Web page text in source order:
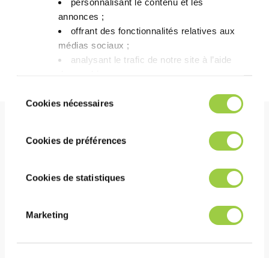
annonces ;​
offrant des fonctionnalités relatives aux
médias sociaux ; ​
analysant le trafic de notre site à l’aide
refuser ou de les paramétrer.​ Pas de
panique, vous pourrez également modifier à
tout moment vos choix dans l'onglet Gérer
les cookies.​ ​ ​
duCookies nécessaires
Cookies de préférences
Cookies de statistiques
Marketing
时与我们联系。
了解更多关于 Greenway 的信息
好处
表现
极低的表面张力允许在低间距组件下进行深度冲洗